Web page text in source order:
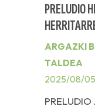
PRELUDIO
ARGAZKI
TALDEA
2025/08/05
PRELUDIO